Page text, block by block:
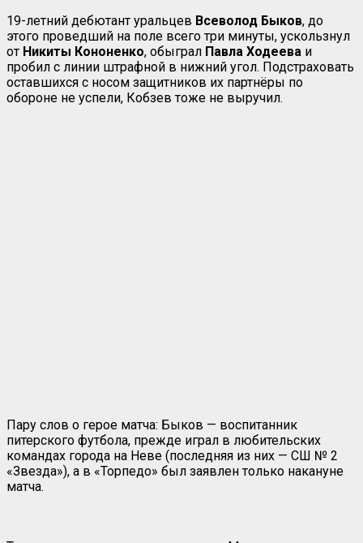
19-летний дебютант уральцев Всеволод Быков, до
этого проведший на поле всего три минуты, ускользнул
от Никиты Кононенко, обыграл Павла Ходеева и
пробил с линии штрафной в нижний угол. Подстраховать
оставшихся с носом защитников их партнёры по
обороне не успели, Кобзев тоже не выручил.
Пару слов о герое матча: Быков — воспитанник
питерского футбола, прежде играл в любительских
командах города на Неве (последняя из них — СШ № 2
«Звезда»), а в «Торпедо» был заявлен только накануне
матча.